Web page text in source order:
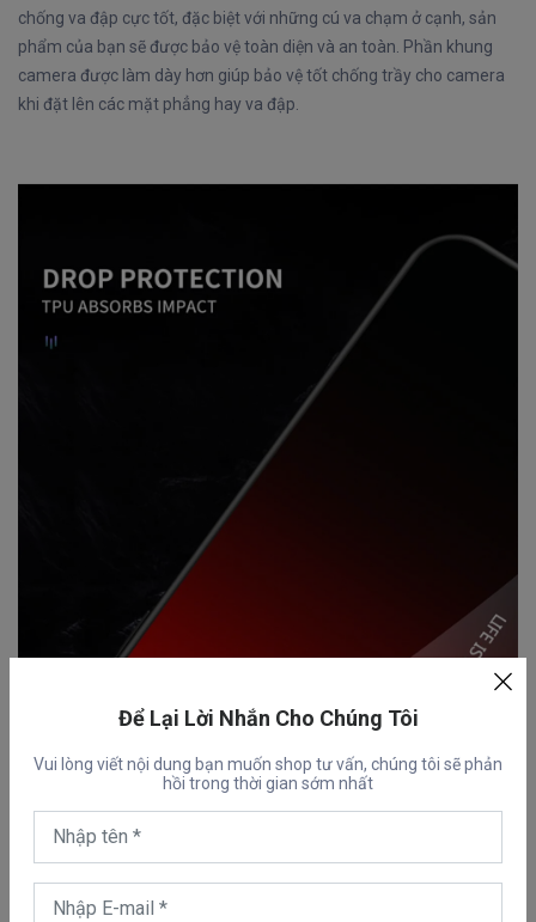
Để Lại Lời Nhắn Cho Chúng Tôi
Vui lòng viết nội dung bạn muốn shop tư vấn, chúng tôi sẽ phản
hồi trong thời gian sớm nhất
chống va đập cực tốt, đặc biệt với những cú va chạm ở cạnh, sản
phẩm của bạn sẽ được bảo vệ toàn diện và an toàn. Phần khung
camera được làm dày hơn giúp bảo vệ tốt chống trầy cho camera
khi đặt lên các mặt phẳng hay va đập.